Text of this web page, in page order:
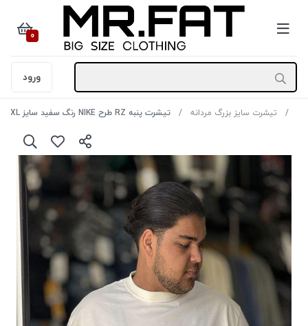
0
ورود
تیشرت سایز بزرگ مردانه تیشرت پنبه RZ طرح NIKE رنگ سفید سایز 6XL